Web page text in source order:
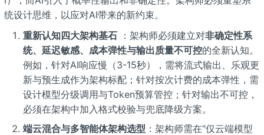
统设计思维，以应对AI带来的新约束。
重新认知四大架构基石：架构师必须建立对非确定性系
统、延迟敏感、成本弹性与输出质量不可控的全新认知。
例如，针对AI响应慢（3-15秒），需将流式输出、乐观更
新与预生成作为架构标配；针对按次计费的成本弹性，需
设计模型分级调用与Token预算管控；针对输出不可控，
必须在架构中加入格式校验与兜底降级方案。
端云混合与多智能体架构选型 ：架构师需在"仅云端模型